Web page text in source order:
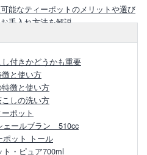
能なティーポットのメリットや選び
手入れ方法を解説
ローティーポット】メリットや選び
手入れ方法
い紅茶を入れるためのティーポット
方と使い方
ポットとティーバッグでおいしい紅
付きかどうかも重要
と使い方
徴と使い方
しの洗い方
ポット
ェールブラン 510cc
ポット トール
・ピュア700ml